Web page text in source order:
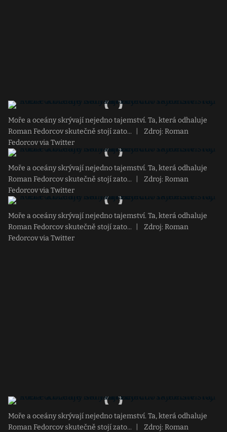
Moře a oceány skrývají nejedno tajemství. Ta, která odhaluje
Roman Fedorcov skutečně stojí zato...
Zdroj: Roman
Fedorcov via Twitter
Moře a oceány skrývají nejedno tajemství. Ta, která odhaluje
Roman Fedorcov skutečně stojí zato...
Zdroj: Roman
Fedorcov via Twitter
Moře a oceány skrývají nejedno tajemství. Ta, která odhaluje
Roman Fedorcov skutečně stojí zato...
Zdroj: Roman
Fedorcov via Twitter
Moře a oceány skrývají nejedno tajemství. Ta, která odhaluje
Roman Fedorcov skutečně stojí zato...
Zdroj: Roman